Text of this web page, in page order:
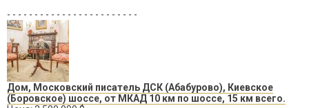
- - - - - - - - - - - - - - - - - - - - - - - -
Дом, Московский писатель ДСК (Абабурово), Киевское
(Боровское) шоссе, от МКАД 10 км по шоссе, 15 км всего.